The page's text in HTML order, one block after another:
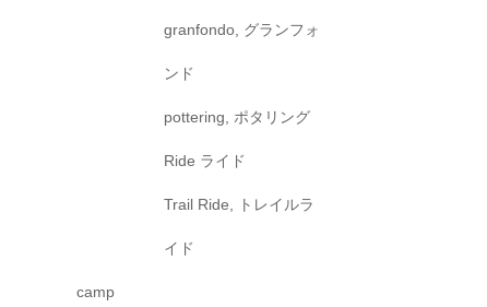
granfondo, グランフォ
ンド
pottering, ポタリング
Ride ライド
Trail Ride, トレイルラ
イド
camp